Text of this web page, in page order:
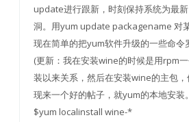
update进行跟新，时刻保持系统为最
洞。用yum update packagename 对
现在简单的把yum软件升级的一些命令
(更新：我在安装wine的时候是用rpm
装以来关系，然后在安装wine的主包
现来一个好的帖子，就yum的本地安
$yum localinstall wine-*